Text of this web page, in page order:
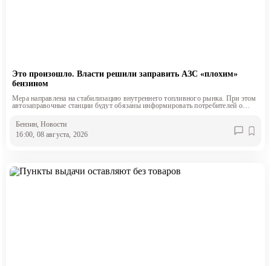
Это произошло. Власти решили заправить АЗС «плохим»
бензином
Мера направлена на стабилизацию внутреннего топливного рынка. При этом
автозаправочные станции будут обязаны информировать потребителей о
Бензин, Новости
16:00, 08 августа, 2026